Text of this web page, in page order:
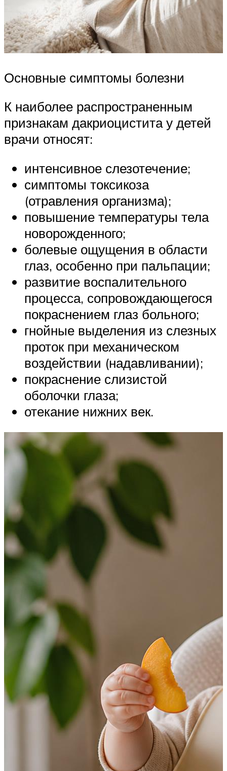
Основные симптомы болезни
К наиболее распространенным
признакам дакриоцистита у детей
врачи относят:
интенсивное слезотечение;
симптомы токсикоза
(отравления организма);
повышение температуры тела
новорожденного;
болевые ощущения в области
глаз, особенно при пальпации;
развитие воспалительного
процесса, сопровождающегося
покраснением глаз больного;
гнойные выделения из слезных
проток при механическом
воздействии (надавливании);
покраснение слизистой
оболочки глаза;
отекание нижних век.